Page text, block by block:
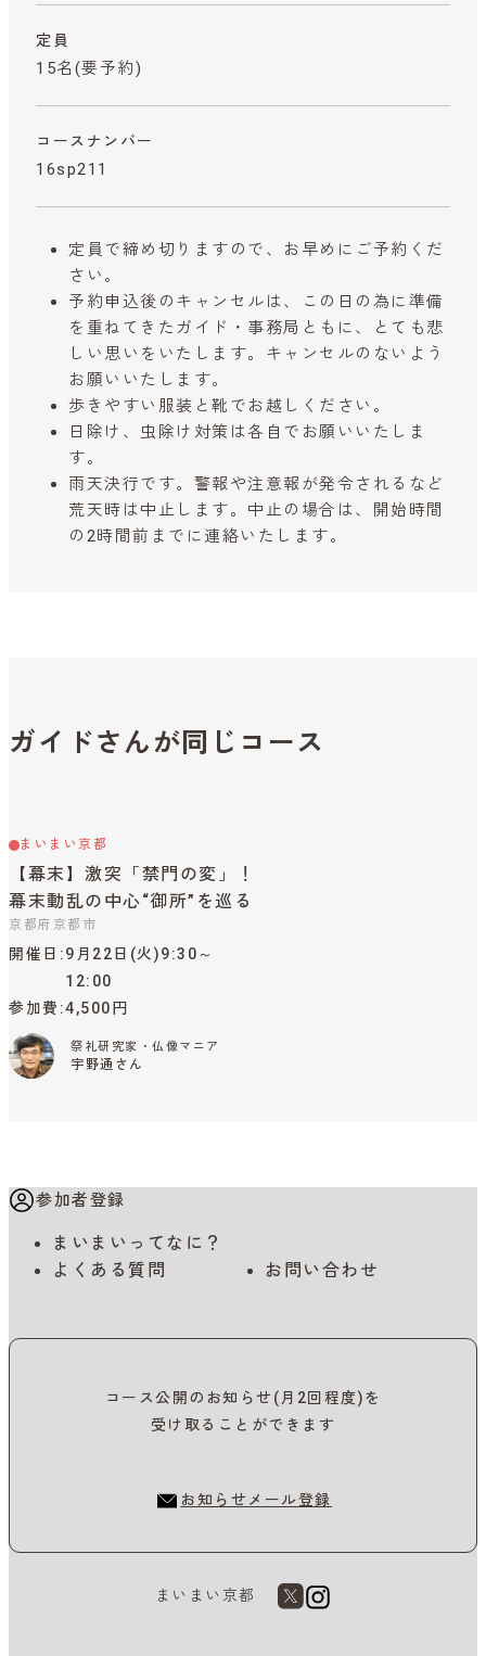
定員
15名(要予約)
コースナンバー
16sp211
定員で締め切りますので、お早めにご予約くだ
さい。
予約申込後のキャンセルは、この日の為に準備
を重ねてきたガイド・事務局ともに、とても悲
しい思いをいたします。キャンセルのないよう
お願いいたします。
歩きやすい服装と靴でお越しください。
日除け、虫除け対策は各自でお願いいたしま
す。
雨天決行です。警報や注意報が発令されるなど
荒天時は中止します。中止の場合は、開始時間
の2時間前までに連絡いたします。
ガイドさんが同じコース
まいまい京都
【幕末】激突「禁門の変」！
幕末動乱の中心“御所”を巡る
京都府京都市
開催日
9月22日(火)9:30～
12:00
参加費 4,500円
祭礼研究家・仏像マニア
宇野通さん
参加者登録
まいまいってなに？
よくある質問
お問い合わせ
コース公開のお知らせ(月2回程度)を
受け取ることができます
お知らせメール登録
まいまい京都